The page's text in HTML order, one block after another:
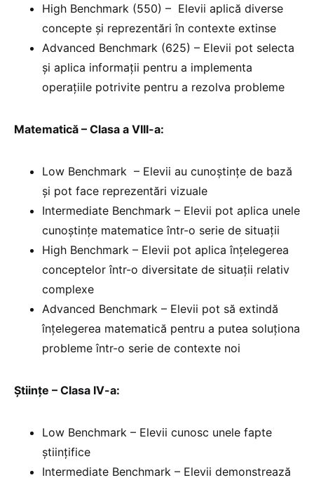
High Benchmark (550) – Elevii aplică diverse
concepte și reprezentări în contexte extinse
Advanced Benchmark (625) – Elevii pot selecta
și aplica informații pentru a implementa
operațiile potrivite pentru a rezolva probleme
Matematică – Clasa a VIII-a:
Low Benchmark – Elevii au cunoștințe de bază
și pot face reprezentări vizuale
Intermediate Benchmark – Elevii pot aplica unele
cunoștințe matematice într-o serie de situații
High Benchmark – Elevii pot aplica înțelegerea
conceptelor într-o diversitate de situații relativ
complexe
Advanced Benchmark – Elevii pot să extindă
înțelegerea matematică pentru a putea soluționa
probleme într-o serie de contexte noi
Științe – Clasa IV-a:
Low Benchmark – Elevii cunosc unele fapte
științifice
Intermediate Benchmark – Elevii demonstrează